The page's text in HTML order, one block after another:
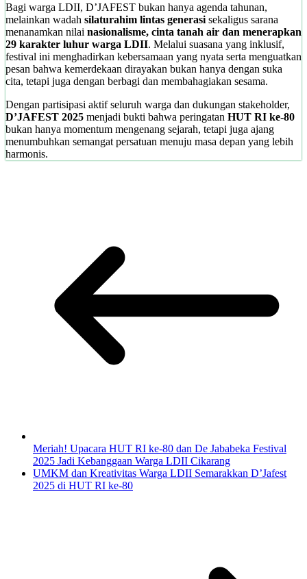
Bagi warga LDII, D’JAFEST bukan hanya agenda tahunan,
melainkan wadah silaturahim lintas generasi sekaligus sarana
menanamkan nilai nasionalisme, cinta tanah air dan menerapkan
29 karakter luhur warga LDII. Melalui suasana yang inklusif,
festival ini menghadirkan kebersamaan yang nyata serta menguatkan
pesan bahwa kemerdekaan dirayakan bukan hanya dengan suka
cita, tetapi juga dengan berbagi dan membahagiakan sesama.
Dengan partisipasi aktif seluruh warga dan dukungan stakeholder,
D’JAFEST 2025 menjadi bukti bahwa peringatan HUT RI ke-80
bukan hanya momentum mengenang sejarah, tetapi juga ajang
menumbuhkan semangat persatuan menuju masa depan yang lebih
harmonis.
Meriah! Upacara HUT RI ke-80 dan De Jababeka Festival
2025 Jadi Kebanggaan Warga LDII Cikarang
UMKM dan Kreativitas Warga LDII Semarakkan D’Jafest
2025 di HUT RI ke-80